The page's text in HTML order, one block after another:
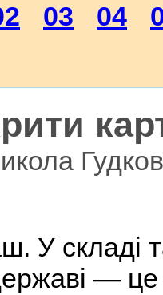
03 04
У складі
—